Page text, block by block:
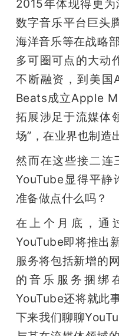
公
开
课
活
动
中
心
GAIR
专
题
2015年体现得更
数字音乐平台巨头
海洋音乐等在战略
多可圈可点的大动
不断融资，到美
Beats成立Apple
拓展涉足于流媒体
场”，在业界也制造
然而在这些接二连
YouTube显得平静
准备做点什么吗？
在上个月底，通
YouTube即将推出
服务将包括新增的
的音乐服务捆绑
YouTube还将就此
下来我们聊聊